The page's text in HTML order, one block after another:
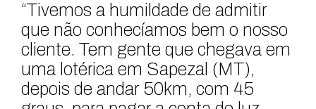
“Tivemos a humildade de admitir
que não conhecíamos bem o nosso
cliente. Tem gente que chegava em
uma lotérica em Sapezal (MT),
depois de andar 50km, com 45